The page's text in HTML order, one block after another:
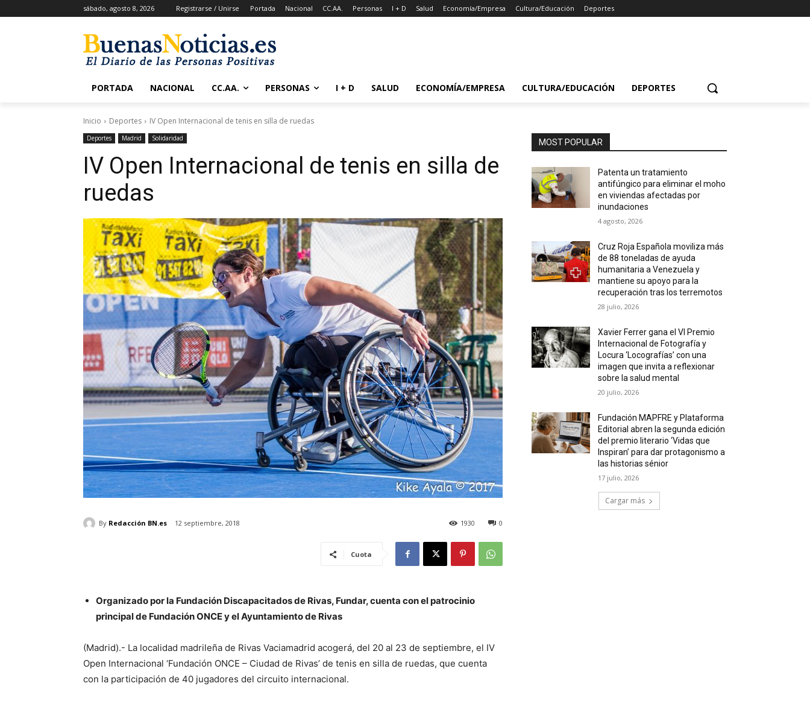
sábado, agosto 8, 2026 Registrarse / Unirse Portada Nacional CC.AA. Personas I + D Salud Economía/Empresa Cultura/Educación Deportes
PORTADA NACIONAL CC.AA. PERSONAS I + D SALUD ECONOMÍA/EMPRESA CULTURA/EDUCACIÓN DEPORTES
Inicio Deportes IV Open Internacional de tenis en silla de ruedas
Deportes Madrid Solidaridad
IV Open Internacional de tenis en silla de
ruedas
By Redacción BN.es 12 septiembre, 2018 0
1930
Cuota
Organizado por la Fundación Discapacitados de Rivas, Fundar, cuenta con el patrocinio
principal de Fundación ONCE y el Ayuntamiento de Rivas
(Madrid).- La localidad madrileña de Rivas Vaciamadrid acogerá, del 20 al 23 de septiembre, el IV
Open Internacional ‘Fundación ONCE – Ciudad de Rivas’ de tenis en silla de ruedas, que cuenta
con la participación de 40 jugadores del circuito internacional.
MOST POPULAR
Patenta un tratamiento
antifúngico para eliminar el moho
en viviendas afectadas por
inundaciones
4 agosto, 2026
Cruz Roja Española moviliza más
de 88 toneladas de ayuda
humanitaria a Venezuela y
mantiene su apoyo para la
recuperación tras los terremotos
28 julio, 2026
Xavier Ferrer gana el VI Premio
Internacional de Fotografía y
Locura ‘Locografías’ con una
imagen que invita a reflexionar
sobre la salud mental
20 julio, 2026
Fundación MAPFRE y Plataforma
Editorial abren la segunda edición
del premio literario ‘Vidas que
Inspiran’ para dar protagonismo a
las historias sénior
17 julio, 2026
Cargar más